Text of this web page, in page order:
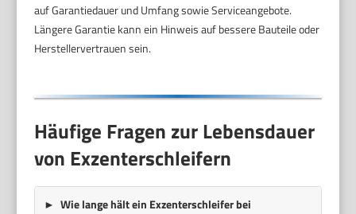
auf Garantiedauer und Umfang sowie Serviceangebote.
Längere Garantie kann ein Hinweis auf bessere Bauteile oder
Herstellervertrauen sein.
Häufige Fragen zur Lebensdauer
von Exzenterschleifern
Wie lange hält ein Exzenterschleifer bei